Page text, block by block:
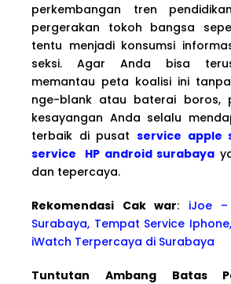
perkembangan tren
pergerakan tokoh bangsa
tentu menjadi konsumsi
seksi. Agar Anda bisa
memantau peta koalisi ini
nge-blank atau baterai boros,
kesayangan Anda selalu
terbaik di pusat service apple
service HP android surabaya
dan tepercaya.
Rekomendasi Cak war: iJoe –
Surabaya, Tempat Service
iWatch Terpercaya di Surabaya
Tuntutan Ambang Batas